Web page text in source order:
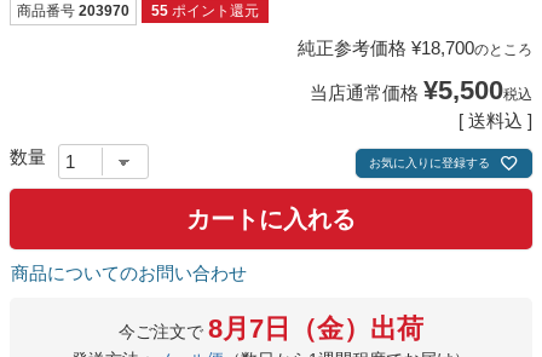
商品番号 203970 55 ポイント還元
純正参考価格 ¥18,700のところ
当店通常価格 ¥5,500税込
送料込
お気に入りに登録する
カートに入れる
商品についてのお問い合わせ
今ご注文で 8月7日（金）出荷